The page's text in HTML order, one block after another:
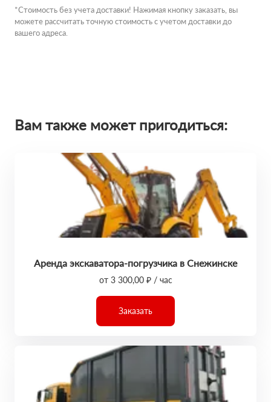
*Стоимость без учета доставки! Нажимая кнопку заказать, вы
можете рассчитать точную стоимость с учетом доставки до
вашего адреса.
Вам также может пригодиться:
Аренда экскаватора-погрузчика в Снежинске
от 3 300,00 ₽ / час
Заказать